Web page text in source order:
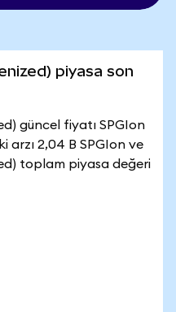
piyasa son
güncel fiyatı SPGIon
arzı 2,04 B SPGIon ve
toplam piyasa değeri